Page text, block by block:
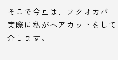
そこで今回は、フクオカバ
実際に私がヘアカットをし
介します。